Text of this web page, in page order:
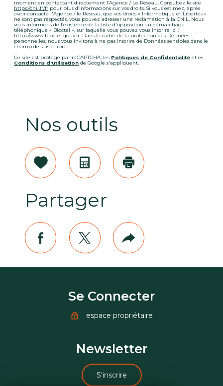
moment en contactant directement l’Agence / Le Réseau. Consultez le site
https://cnil.fr/fr pour plus d’informations sur vos droits. Si vous estimez, après
avoir contacté l'Agence / le Réseau, que vos droits « Informatique et Libertés »
ne sont pas respectés, vous pouvez adresser une réclamation à la CNIL. Nous
vous informons de l’existence de la liste d'opposition au démarchage
téléphonique « Bloctel », sur laquelle vous pouvez vous inscrire ici :
https://www.bloctel.gouv.fr . Dans le cadre de la protection des Données
personnelles, nous vous invitons à ne pas inscrire de Données sensibles dans le
champ de saisie libre.
Ce site est protégé par reCAPTCHA, les Politiques de Confidentialité et es
Conditions d'utilisation de Google s'appliquent.
Nos outils
Sélectionner
Calculatrice
Imprimer
Partager
facebooktwitterPlus
de
partage
Se Connecter
espace propriétaire
Newsletter
S'inscrire